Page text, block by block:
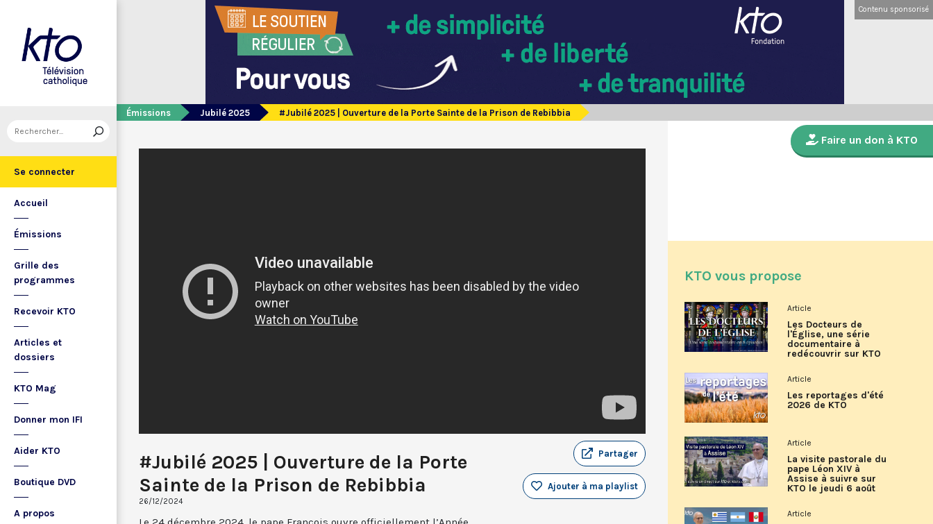
Se connecter
Accueil
Émissions
Grille des
programmes
Recevoir KTO
Articles et
dossiers
KTO Mag
Donner mon IFI
Aider KTO
Boutique DVD
A propos
Contenu sponsorisé
Émissions Jubilé 2025 #Jubilé 2025 | Ouverture de la Porte Sainte de la Prison de Rebibbia
#Jubilé 2025 | Ouverture de la Porte
Sainte de la Prison de Rebibbia
26/12/2024
Partager
Ajouter à ma playlist
Faire un don à KTO
KTO vous propose
Article
Les Docteurs de
l'Église, une série
documentaire à
redécouvrir sur KTO
Article
Les reportages d'été
2026 de KTO
Article
La visite pastorale du
pape Léon XIV à
Assise à suivre sur
KTO le jeudi 6 août
Article